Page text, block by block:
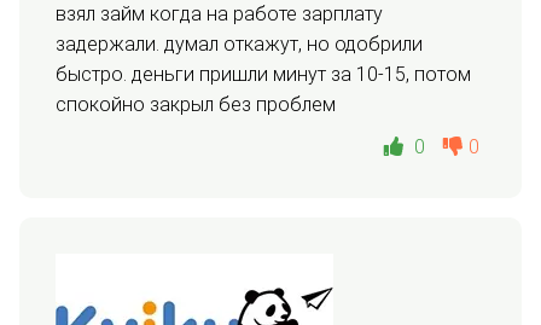
взял займ когда на работе зарплату
задержали. думал откажут, но одобрили
быстро. деньги пришли минут за 10-15, потом
спокойно закрыл без проблем
0
0